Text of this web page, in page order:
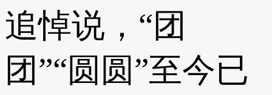
追悼说，“团
团”“圆圆”至今已